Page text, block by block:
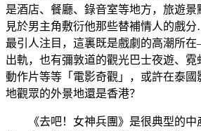
是酒店、餐廳、錄音室等地方，旅遊
見於男主角敷衍他那些替補情人的戲
最引人注目，這裏既是戲劇的高潮所
出軌，也有彌敦道的觀光巴士夜遊、
動作片等等「電影奇觀」，或許在泰國
地觀眾的外景地還是香港？
《去吧！女神兵團》是很典型的中